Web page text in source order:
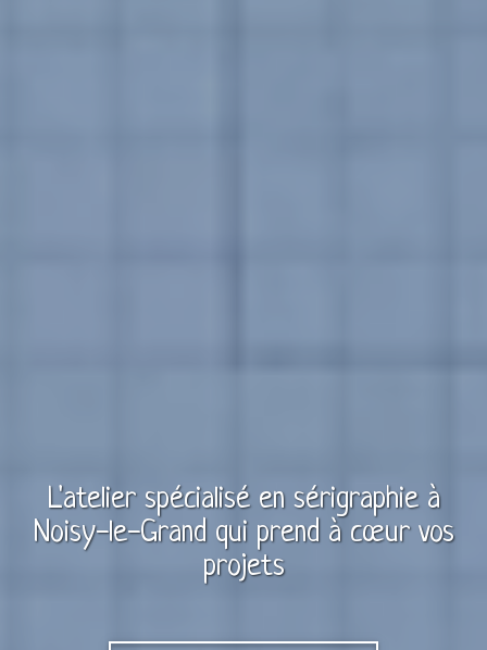
L'atelier spécialisé en sérigraphieà
Noisy-le-Grandqui prend à cœur vos
projets